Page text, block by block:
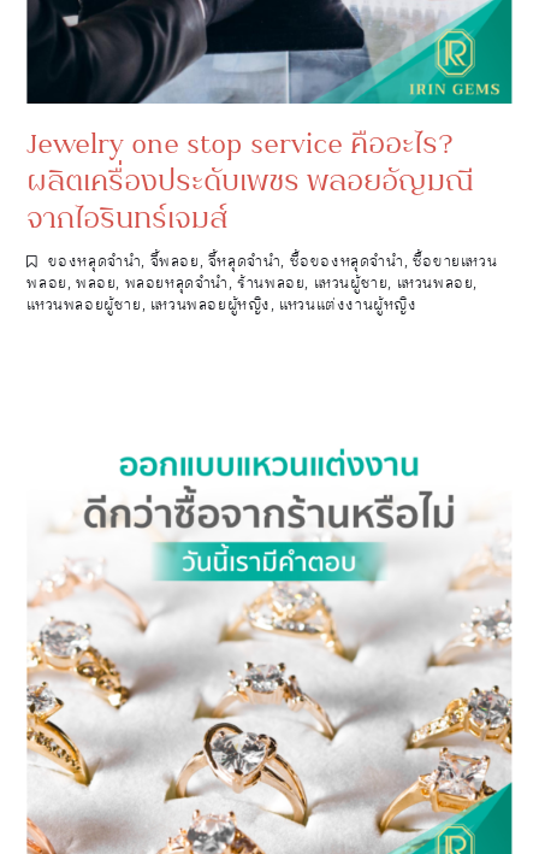
Jewelry one stop service คืออะไร?
ผลิตเครื่องประดับเพชร พลอยอัญมณี
จากไอรินทร์เจมส์
ของหลุดจำนำ, จี้พลอย, จี้หลุดจำนำ, ซื้อของหลุดจำนำ, ซื้อขายแหวน
พลอย, พลอย, พลอยหลุดจำนำ,ร้านพลอย, แหวนผู้ชาย, แหวนพลอย,
แหวนพลอยผู้ชาย, แหวนพลอยผู้หญิง, แหวนแต่งงานผู้หญิง